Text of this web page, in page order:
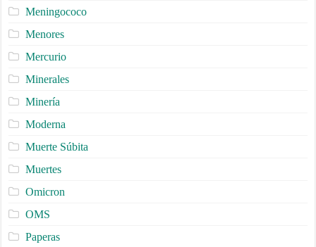
Meningococo
Menores
Mercurio
Minerales
Minería
Moderna
Muerte Súbita
Muertes
Omicron
OMS
Paperas